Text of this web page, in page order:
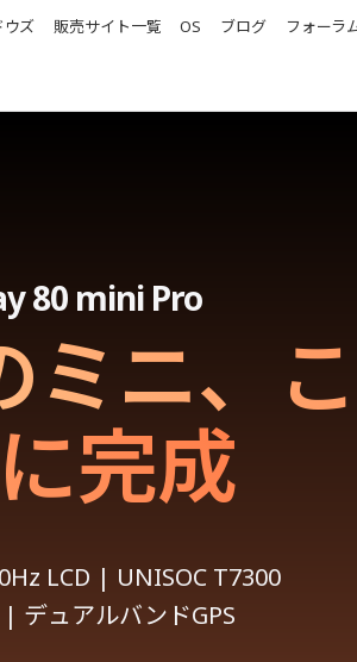
ウズ 販売サイト一覧 OS ブログ フォーラ
80 mini Pro
ミニ、こ
完成
LCD | UNISOC T7300
| デュアルバンドGPS